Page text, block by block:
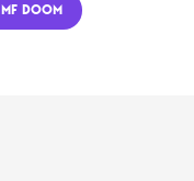
MF DOOM